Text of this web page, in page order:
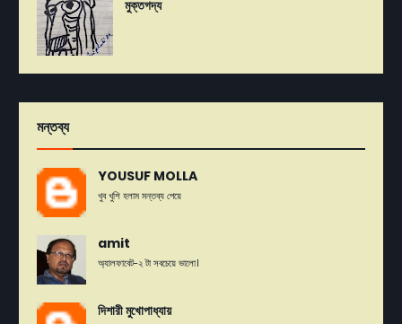
মুক্তগদ্য
মন্তব্য
YOUSUF MOLLA
খুব খুশি হলাম মন্তব্য পেয়ে
amit
অ্যালফাবেট-২ টা সবচেয়ে ভালো।
দিশারী মুখোপাধ্যায়